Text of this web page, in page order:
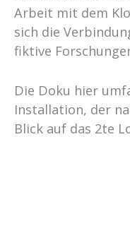
Arbeit mit dem
sich die
fiktive
Die Doku hier
Installation, der
Blick auf das 2te